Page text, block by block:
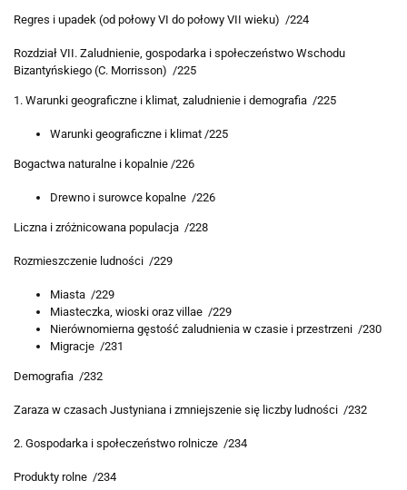
Regres i upadek (od połowy VI do połowy VII wieku) /224
Rozdział VII. Zaludnienie, gospodarka i społeczeństwo Wschodu
Bizantyńskiego (C. Morrisson) /225
1. Warunki geograficzne i klimat, zaludnienie i demografia /225
Warunki geograficzne i klimat /225
Bogactwa naturalne i kopalnie /226
Drewno i surowce kopalne /226
Liczna i zróżnicowana populacja /228
Rozmieszczenie ludności /229
Miasta /229
Miasteczka, wioski oraz villae /229
Nierównomierna gęstość zaludnienia w czasie i przestrzeni /230
Migracje /231
Demografia /232
Zaraza w czasach Justyniana i zmniejszenie się liczby ludności /232
2. Gospodarka i społeczeństwo rolnicze /234
Produkty rolne /234